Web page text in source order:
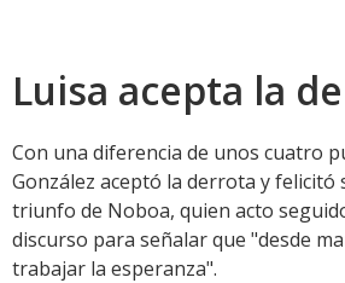
Luisa acepta la
Con una diferencia de unos cuatro
González aceptó la derrota y felicitó
triunfo de Noboa, quien acto
discurso para señalar que "desde
trabajar la esperanza".